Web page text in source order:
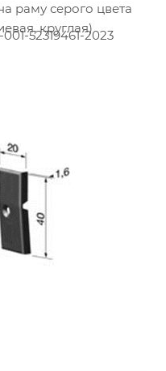
раму серого цвета
52319461-2023
круглая)